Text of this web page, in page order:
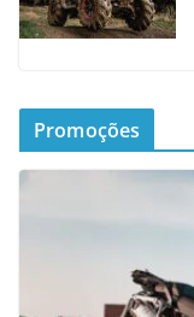
Promoções